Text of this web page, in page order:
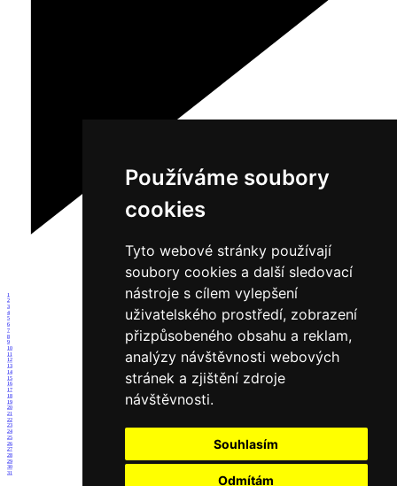
Používáme soubory
cookies
Tyto webové stránky používají
soubory cookies a další sledovací
nástroje s cílem vylepšení
uživatelského prostředí, zobrazení
přizpůsobeného obsahu a reklam,
analýzy návštěvnosti webových
stránek a zjištění zdroje
návštěvnosti.
Souhlasím
Odmítám
1
2
3
4
5
6
7
8
9
10
11
12
13
14
15
16
17
18
19
20
21
22
23
24
25
26
27
28
29
30
31